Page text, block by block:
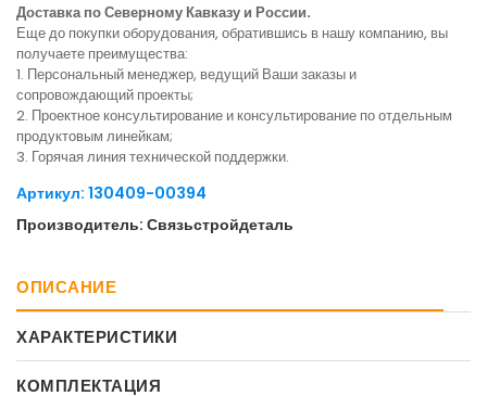
Доставка по Северному Кавказу и России.
Еще до покупки оборудования, обратившись в нашу компанию, вы
получаете преимущества:
1. Персональный менеджер, ведущий Ваши заказы и
сопровождающий проекты;
2. Проектное консультирование и консультирование по отдельным
продуктовым линейкам;
3. Горячая линия технической поддержки.
Артикул: 130409-00394
Производитель: Связьстройдеталь
ОПИСАНИЕ
ХАРАКТЕРИСТИКИ
КОМПЛЕКТАЦИЯ